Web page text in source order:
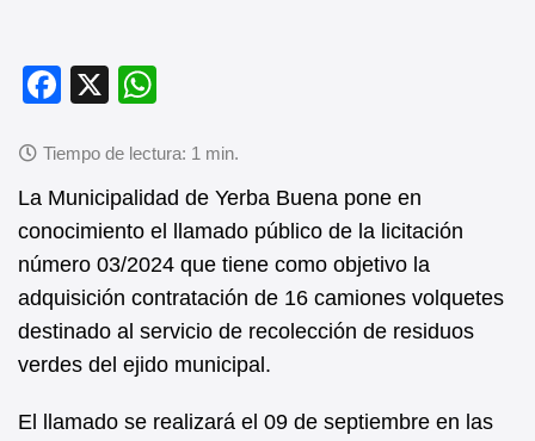
F
c
e
b
o
o
k
X
at
s
A
p
p
La Municipalidad de Yerba Buena pone en
conocimiento el llamado público de la licitación
número 03/2024 que tiene como objetivo la
adquisición contratación de 16 camiones volquetes
destinado al servicio de recolección de residuos
verdes del ejido municipal.
El llamado se realizará el 09 de septiembre en las